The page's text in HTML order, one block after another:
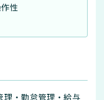
性
・勤怠管理・給与